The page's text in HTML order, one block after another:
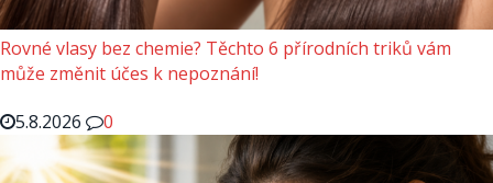
Rovné vlasy bez chemie? Těchto 6 přírodních triků vám
může změnit účes k nepoznání!
5.8.2026
0